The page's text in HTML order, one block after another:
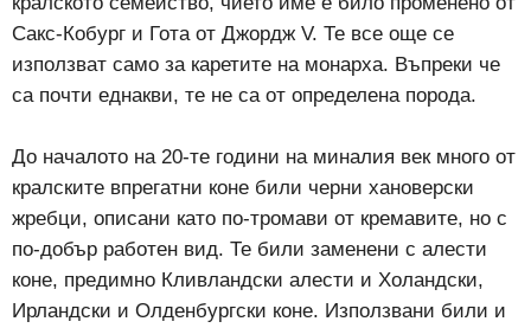
Сакс-Кобург и Гота от Джордж V. Те все още се
използват само за каретите на монарха. Въпреки че
са почти еднакви, те не са от определена порода.
До началото на 20-те години на миналия век много от
кралските впрегатни коне били черни хановерски
жребци, описани като по-тромави от кремавите, но с
по-добър работен вид. Те били заменени с алести
коне, предимно Кливландски алести и Холандски,
Ирландски и Олденбургски коне. Използвани били и